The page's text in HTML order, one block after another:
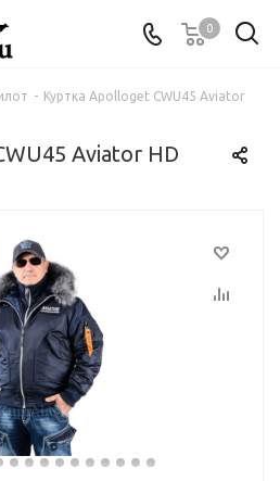
0
- Куртка Apolloget CWU45 Aviator
Aviator HD